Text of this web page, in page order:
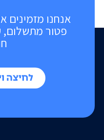
אנחנו מזמינים
לחיצה